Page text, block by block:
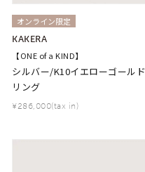
オンライン限定
KAKERA
【ONE of a KIND】
シルバー/K10イエローゴールド
リング
¥286,000(tax in)